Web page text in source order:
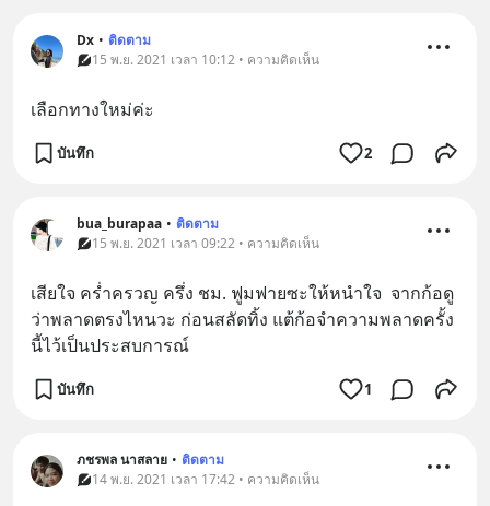
Dx • ติดตาม
15 พ.ย. 2021 เวลา 10:12 • ความคิดเห็น
เลือกทางใหม่ค่ะ
บันทึก 2
bua_burapaa • ติดตาม
15 พ.ย. 2021 เวลา 09:22 • ความคิดเห็น
เสียใจ คร่ำครวญ ครึ่ง ชม. ฟูมฟายซะให้หนำใจ  จากก้อดู
ว่าพลาดตรงไหนวะ ก่อนสลัดทิ้ง แต้ก้อจำความพลาดครั้ง
นี้ไว้เป็นประสบการณ์
บันทึก 1
ภชรพล นาสลาย • ติดตาม
14 พ.ย. 2021 เวลา 17:42 • ความคิดเห็น